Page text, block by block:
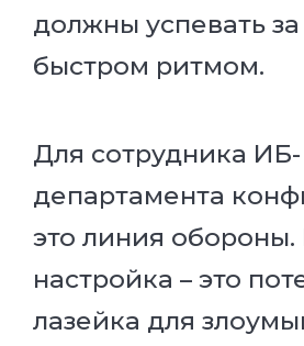
должны успевать
быстром ритмом.
Для сотрудника ИБ-
департамента
это линия
настройка – это
лазейка для